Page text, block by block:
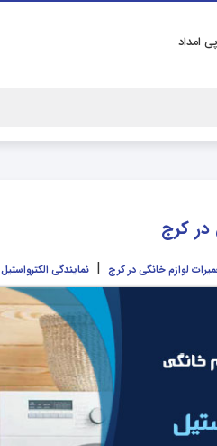
امداد
در کرج
لوازم خانگی در کرج | نمایندگی الکترواستیل